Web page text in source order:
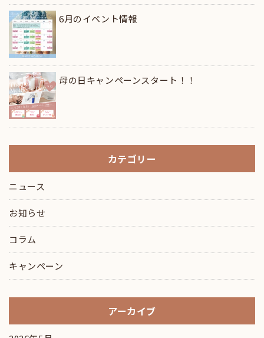
6月のイベント情報
母の日キャンペーンスタート！！
カテゴリー
ニュース
お知らせ
コラム
キャンペーン
アーカイブ